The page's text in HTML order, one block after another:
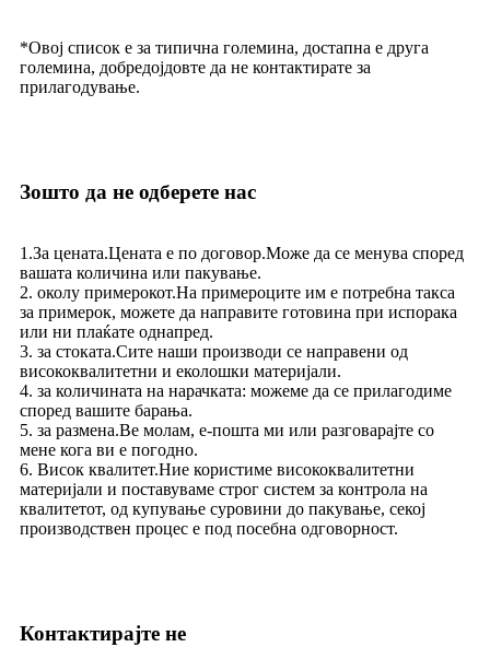
*Овој список е за типична големина, достапна е друга
големина, добредојдовте да не контактирате за
прилагодување.
Зошто да не одберете нас
1.За цената.Цената е по договор.Може да се менува според
вашата количина или пакување.
2. околу примерокот.На примероците им е потребна такса
за примерок, можете да направите готовина при испорака
или ни плаќате однапред.
3. за стоката.Сите наши производи се направени од
висококвалитетни и еколошки материјали.
4. за количината на нарачката: можеме да се прилагодиме
според вашите барања.
5. за размена.Ве молам, е-пошта ми или разговарајте со
мене кога ви е погодно.
6. Висок квалитет.Ние користиме висококвалитетни
материјали и поставуваме строг систем за контрола на
квалитетот, од купување суровини до пакување, секој
производствен процес е под посебна одговорност.
Контактирајте не